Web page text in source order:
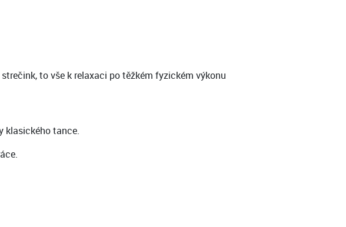
to vše k relaxaci po těžkém fyzickém výkonu
klasického tance.